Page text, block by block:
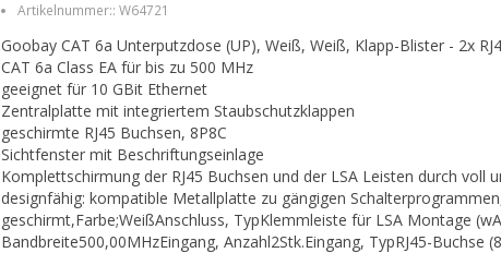
Artikelnummer:: W64721
Goobay CAT 6a Unterputzdose (UP), Weiß, Weiß, Klapp-Blister - 2x
CAT 6a Class EA für bis zu 500 MHz
geeignet für 10 GBit Ethernet
Zentralplatte mit integriertem Staubschutzklappen
geschirmte RJ45 Buchsen, 8P8C
Sichtfenster mit Beschriftungseinlage
Komplettschirmung der RJ45 Buchsen und der LSA Leisten durch voll
designfähig: kompatible Metallplatte zu gängigen
geschirmt,Farbe;WeißAnschluss, TypKlemmleiste für LSA Montage
Bandbreite500,00MHzEingang, Anzahl2Stk.Eingang, TypRJ45-